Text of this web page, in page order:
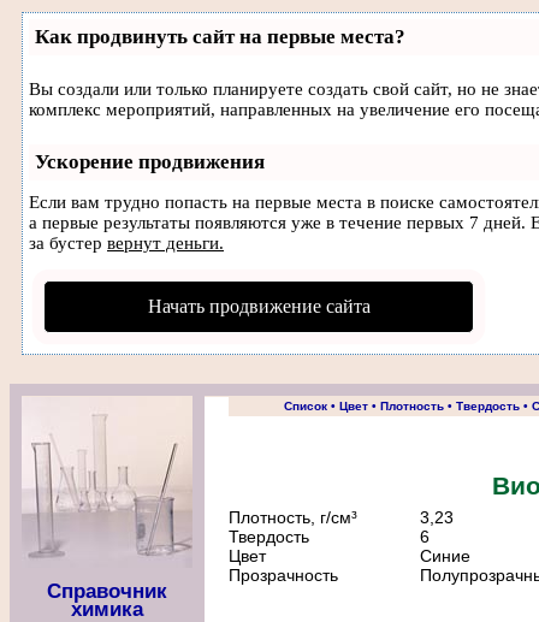
Как продвинуть сайт на первые места?
Вы создали или только планируете создать свой сайт, но не
комплекс мероприятий, направленных на увеличение его
Ускорение продвижения
Если вам трудно попасть на первые места в поиске
а первые результаты появляются уже в течение первых 7
за бустер вернут деньги.
Начать продвижение сайта
Справочник
химика
Список• Цвет• Плотность• Твердость•
Плотность, г/cм³
3,23
Твердость
6
Цвет
Синие
Прозрачность